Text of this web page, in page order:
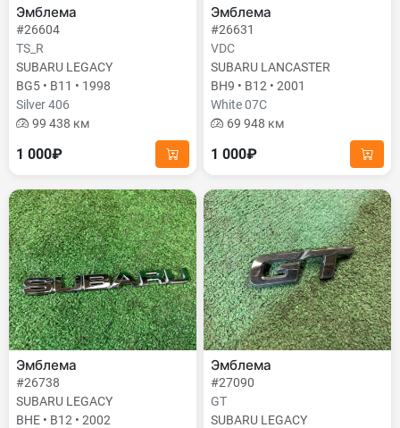
Эмблема
#26604
TS_R
SUBARU LEGACY
BG5 • B11 • 1998
Silver 406
99 438 км
1 000₽
Эмблема
#26631
VDC
SUBARU LANCASTER
BH9 • B12 • 2001
White 07C
69 948 км
1 000₽
Эмблема
#26738
SUBARU LEGACY
BHE • B12 • 2002
Эмблема
#27090
GT
SUBARU LEGACY